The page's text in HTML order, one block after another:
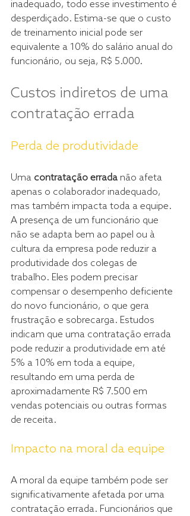
inadequado, todo esse investimento é
desperdiçado. Estima-se que o custo
de treinamento inicial pode ser
equivalente a 10% do salário anual do
funcionário, ou seja, R$ 5.000.
Custos indiretos de uma
contratação errada
Perda de produtividade
Uma contratação errada não afeta
apenas o colaborador inadequado,
mas também impacta toda a equipe.
A presença de um funcionário que
não se adapta bem ao papel ou à
cultura da empresa pode reduzir a
produtividade dos colegas de
trabalho. Eles podem precisar
compensar o desempenho deficiente
do novo funcionário, o que gera
frustração e sobrecarga. Estudos
indicam que uma contratação errada
pode reduzir a produtividade em até
5% a 10% em toda a equipe,
resultando em uma perda de
aproximadamente R$ 7.500 em
vendas potenciais ou outras formas
de receita.
Impacto na moral da equipe
A moral da equipe também pode ser
significativamente afetada por uma
contratação errada. Funcionários que